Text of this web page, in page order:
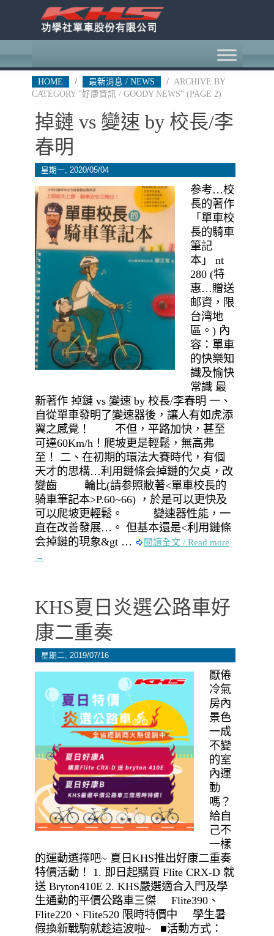
HOME / 最新消息 / NEWS / ARCHIVE BY
CATEGORY "好康資訊 / GOODY NEWS" (PAGE 2)
掉鏈 vs 變速 by 校長/李
春明
星期一, 2020/05/04
参考…校
長的著作
「單車校
長的騎車
筆記
本」 nt
280 (特
惠…贈送
邮資，限
台湾地
區。) 內
容：單車
的快樂知
識及愉快
常識 最
新著作 掉鏈 vs 變速 by 校長/李春明 一、
自從單車發明了變速器後，讓人有如虎添
翼之感覺！ 不但，平路加快，甚至
可達60Km/h！爬坡更是輕鬆，無高弗
至！ 二、在初期的環法大賽時代，有個
天才的思構…利用鏈條会掉鏈的欠奌，改
變齒 輪比(請参照敝著<單車校長的
骑車筆記本>P.60~66) ，於是可以更快及
可以爬坡更輕鬆。 變速器性能，一
直在改善發展…。 但基本還是<利用鏈條
会掉鏈的現象&gt …
閱讀全文 / Read more
→
KHS夏日炎選公路車好
康二重奏
星期二, 2019/07/16
厭倦
冷氣
房內
景色
一成
不變
的室
內運
動
嗎？
給自
己不
一樣
的運動選擇吧~ 夏日KHS推出好康二重奏
特價活動！ 1. 即日起購買 Flite CRX-D 就
送 Bryton410E 2. KHS嚴選適合入門及學
生通勤的平價公路車三傑 Flite390、
Flite220、Flite520 限時特價中 學生暑
假換新戰駒就趁這波啦~ ■活動方式：